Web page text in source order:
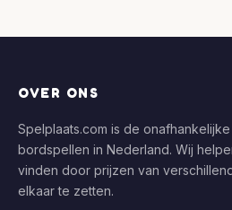
OVER ONS
Spelplaats.com is de
bordspellen in Nederland. Wij
vinden door prijzen van
elkaar te zetten.